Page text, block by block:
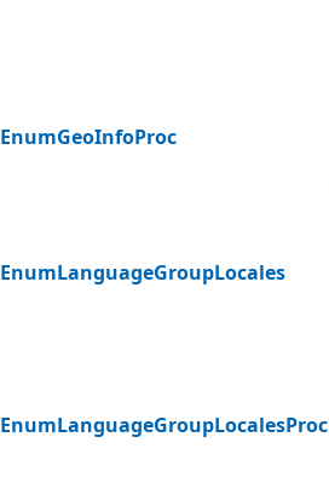
EnumGeoInfoProc
EnumLanguageGroupLocales
EnumLanguageGroupLocalesProc